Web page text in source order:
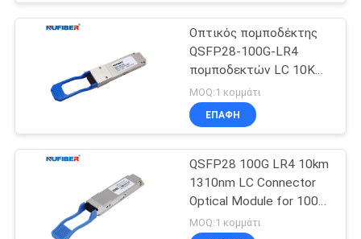
Οπτικός πομποδέκτης
QSFP28-100G-LR4
πομποδεκτών LC 10KM
1310nm 100G QSFP28
MOQ:1 κομμάτι
ΕΠΑΦΉ
QSFP28 100G LR4 10km
1310nm LC Connector
Optical Module for 100G
QSFP28 Transceiver
MOQ:1 κομμάτι